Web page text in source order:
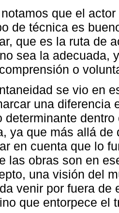
que el
de técnica es
que es la ruta de
sea la adecuada,
o
se vio en
una diferencia
determinante
ya que más allá
en cuenta que lo
las obras son en
una visión del
venir por fuera de
que entorpece el